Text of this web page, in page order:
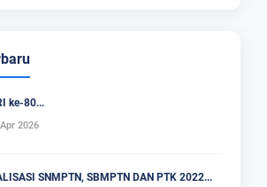
ke-80...
2026
SNMPTN, SBMPTN DAN PTK 2022...